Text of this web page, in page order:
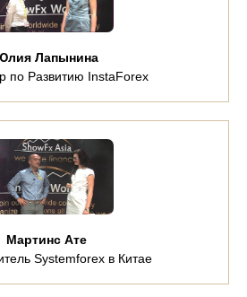
Лапынина
по Развитию InstaForex
Мартинс Ате
Systemforex в Китае